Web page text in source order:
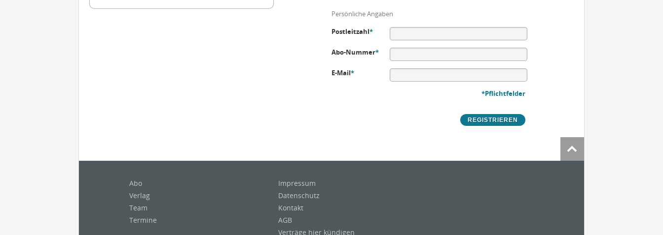
Persönliche Angaben
Postleitzahl*
Abo-Nummer*
E-Mail*
*Pflichtfelder
Abo
Verlag
Team
Termine
Impressum
Datenschutz
Kontakt
AGB
Verträge hier kündigen